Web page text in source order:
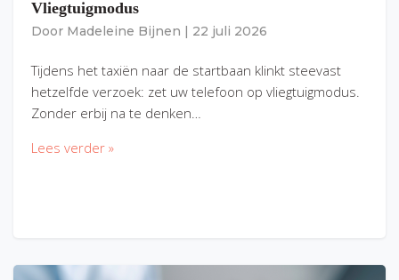
Vliegtuigmodus
Door Madeleine Bijnen 22 juli 2026
Tijdens het taxiën naar de startbaan klinkt steevast
hetzelfde verzoek: zet uw telefoon op vliegtuigmodus.
Zonder erbij na te denken…
Lees verder »